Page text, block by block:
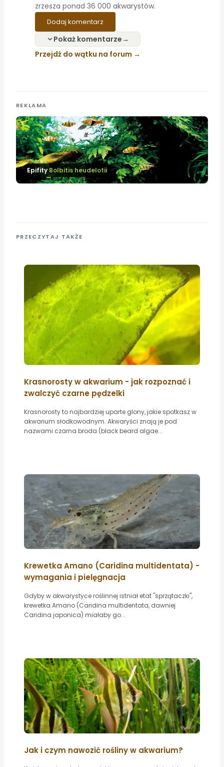
zrzesza ponad 36 000 akwarystów.
Dodaj komentarz
Pokaż komentarze
Przejdź do wątku na forum
REKLAMA
EpifityBolbitis heudelotii
PRZECZYTAJ TAKŻE
Krasnorosty w akwarium - jak rozpoznać i
zwalczyć czarne pędzelki
Krasnorosty to najbardziej uparte glony, jakie spotkasz w
akwarium słodkowodnym. Akwaryści znają je pod
nazwami czarna broda (black beard algae...
Krewetka Amano (Caridina multidentata) -
wymagania i pielęgnacja
Gdyby w akwarystyce roślinnej istniał etat "sprzątaczki",
krewetka Amano (Caridina multidentata, dawniej
Caridina japonica) miałaby go...
Jak i czym nawozić rośliny w akwarium?